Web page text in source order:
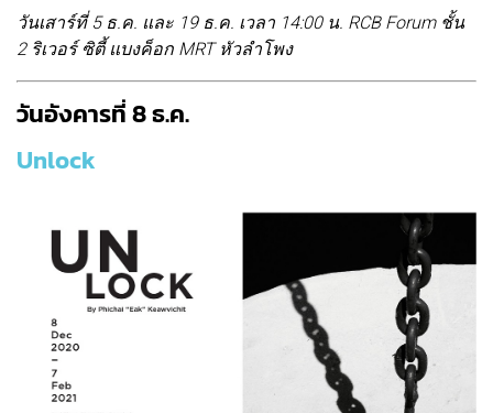
วันเสาร์ที่ 5 ธ.ค. และ 19 ธ.ค. เวลา 14:00 น. RCB Forum ชั้น
2 ริเวอร์ ซิตี้ แบงค็อก MRT หัวลำโพง
วันอังคารที่ 8 ธ.ค.
Unlock